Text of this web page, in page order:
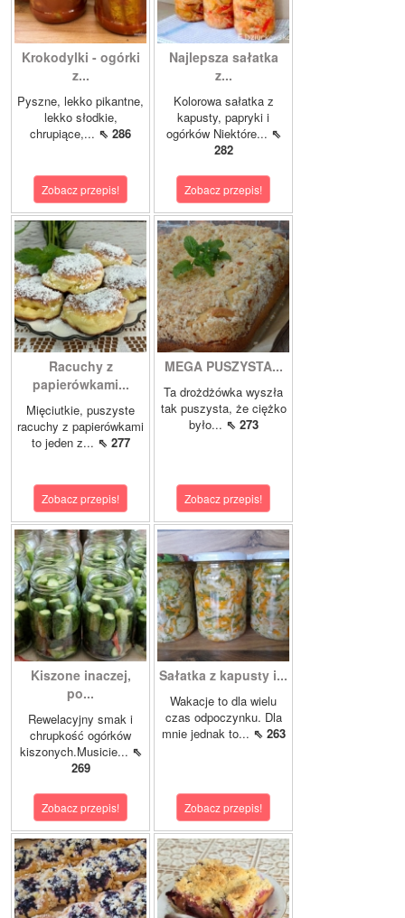
Krokodylki - ogórki
z...
Pyszne, lekko pikantne,
lekko słodkie,
chrupiące,... ⇖ 286
Zobacz przepis!
Najlepsza sałatka
z...
Kolorowa sałatka z
kapusty, papryki i
ogórków Niektóre... ⇖
282
Zobacz przepis!
Racuchy z
papierówkami...
Mięciutkie, puszyste
racuchy z papierówkami
to jeden z... ⇖ 277
Zobacz przepis!
MEGA PUSZYSTA...
Ta drożdżówka wyszła
tak puszysta, że ciężko
było... ⇖ 273
Zobacz przepis!
Kiszone inaczej,
po...
Rewelacyjny smak i
chrupkość ogórków
kiszonych.Musicie... ⇖
269
Zobacz przepis!
Sałatka z kapusty i...
Wakacje to dla wielu
czas odpoczynku. Dla
mnie jednak to... ⇖ 263
Zobacz przepis!